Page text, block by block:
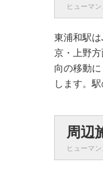
ヒューマ
東浦和駅
京・上野
向の移動
します。
周辺
ヒューマ